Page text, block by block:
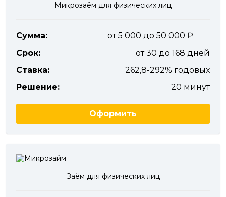
Микрозаём для физических лиц
Сумма:
от 5 000 до 50 000
Срок:
от 30 до 168 дней
Ставка:
262,8-292% годовых
Решение:
20 минут
Оформить
Заём для физических лиц